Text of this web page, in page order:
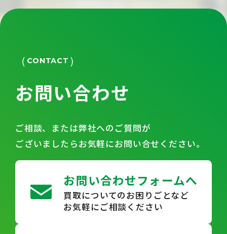
CONTACT
お問い合わせ
ご相談、または弊社へのご質問が
ございましたらお気軽にお問い合せください。
お問い合わせフォームへ
買取についてのお困りごとなど
お気軽にご相談ください